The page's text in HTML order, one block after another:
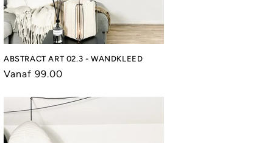
ABSTRACT ART 02.3 - WANDKLEED
Normale
Vanaf 99.00